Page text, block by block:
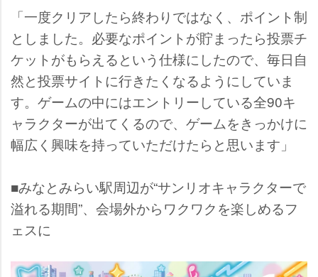
「一度クリアしたら終わりではなく、ポイント制
としました。必要なポイントが貯まったら投票チ
ケットがもらえるという仕様にしたので、毎日自
然と投票サイトに行きたくなるようにしていま
す。ゲームの中にはエントリーしている全90キ
ャラクターが出てくるので、ゲームをきっかけに
幅広く興味を持っていただけたらと思います」
■みなとみらい駅周辺が“サンリオキャラクターで
溢れる期間”、会場外からワクワクを楽しめるフ
ェスに